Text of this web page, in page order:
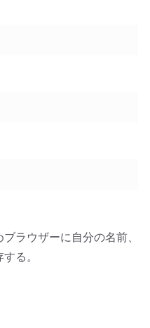
ラウザーに自分の名前、
る。